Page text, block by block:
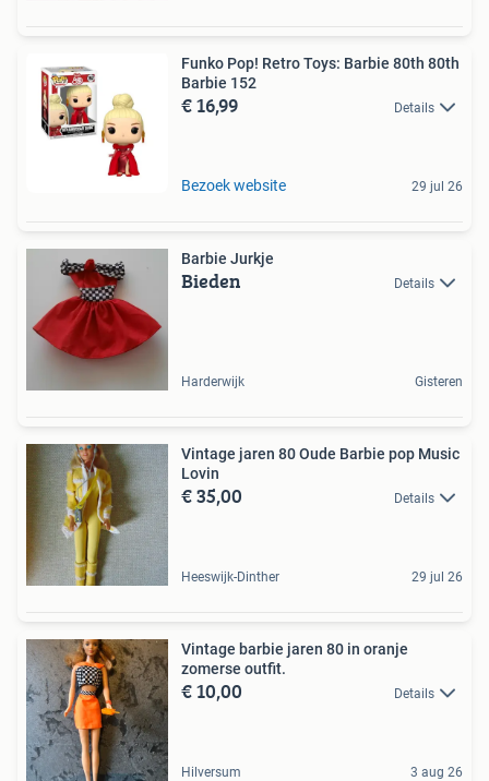
Funko Pop! Retro Toys: Barbie 80th 80th
Barbie 152
€ 16,99 Details
Bezoek website 29 jul 26
Barbie Jurkje
Bieden Details
Harderwijk Gisteren
Vintage jaren 80 Oude Barbie pop Music
Lovin
€ 35,00 Details
Heeswijk-Dinther 29 jul 26
Vintage barbie jaren 80 in oranje
zomerse outfit.
€ 10,00 Details
Hilversum 3 aug 26